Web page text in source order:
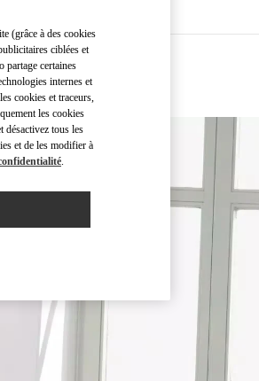
(grâce à des cookies
ciblées et
partage certaines
internes et
cookies et traceurs,
les cookies
désactivez tous les
et de les modifier à
.